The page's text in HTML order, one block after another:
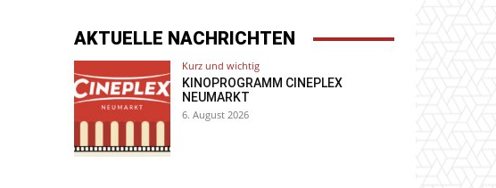
AKTUELLE NACHRICHTEN
Kurz und wichtig
KINOPROGRAMM CINEPLEX
NEUMARKT
6. August 2026